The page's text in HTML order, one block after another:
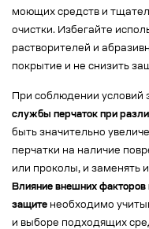
моющих средств и
очистки. Избегайте
растворителей и
покрытие и не снизить
При соблюдении условий
службы перчаток при
быть значительно
перчатки на наличие
или проколы, и заменять
Влияние внешних факторов
защите необходимо
и выборе подходящих